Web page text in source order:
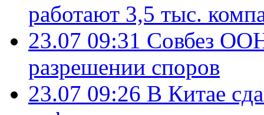
работают 3,5 тыс.
23.07 09:31 Совбез
разрешении споров
23.07 09:26 В Китае